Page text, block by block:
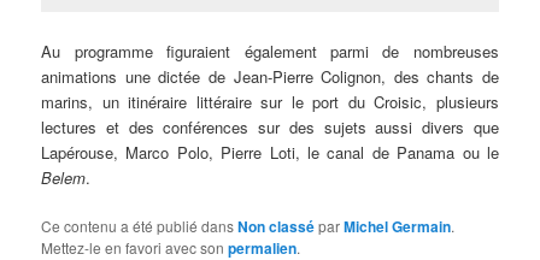
Au programme figuraient également parmi de nombreuses
animations une dictée de Jean-Pierre Colignon, des chants de
marins, un itinéraire littéraire sur le port du Croisic, plusieurs
lectures et des conférences sur des sujets aussi divers que
Lapérouse, Marco Polo, Pierre Loti, le canal de Panama ou le
Belem.
Ce contenu a été publié dansNon classéparMichel Germain.
Mettez-le en favori avec sonpermalien.